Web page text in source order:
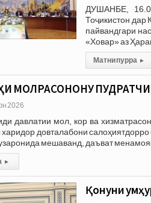
ДУШАНБЕ,
Тоҷикистон дар
пайвандгари
«Ховар» аз
Матни пурра ▸
МОЛРАСОНОНУ
2026
давлатии мол, кор ва
довталабони
мешаванд, даъват
▸
Қонуни